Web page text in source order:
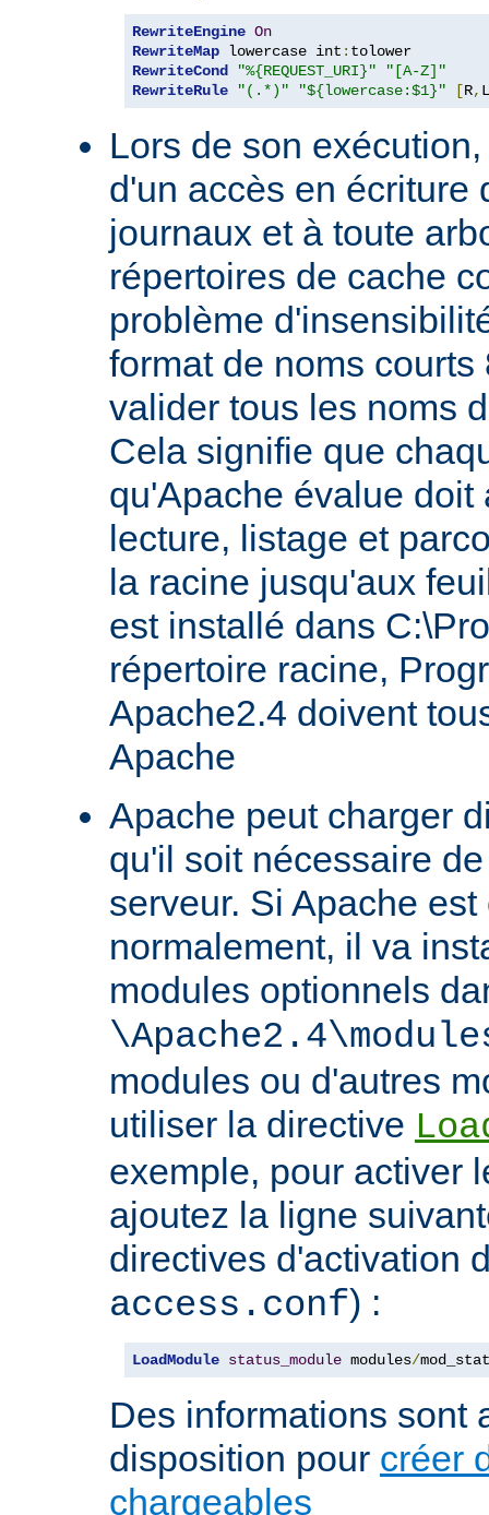
RewriteEngine On
RewriteMap lowercase int :
RewriteCond
"%{REQUEST_URI}"
"[A-Z]"
RewriteRule
"(.*)" "${lowercase:$1}" [R, L
Lors de son
d'un accès en écriture
journaux et à toute
répertoires de cache
problème
format de noms courts
valider tous les noms
Cela signifie que
qu'Apache évalue doit
lecture, listage et
la racine jusqu'aux
est installé dans
répertoire racine,
Apache2.4 doivent
Apache
Apache peut charger
qu'il soit nécessaire
serveur. Si Apache
normalement, il va
modules optionnels
modules ou d'autres
utiliser la directive
exemple, pour activer
ajoutez la ligne
directives d'activation
access.conf) :
LoadModule status_module modules/
Des informations sont
disposition pour créer
chargeables